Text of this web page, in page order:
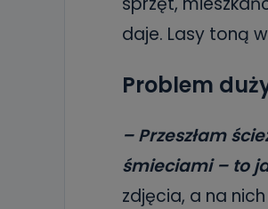
daje. Lasy toną
Problem
– Przeszłam
śmieciami – to
zdjęcia, a na